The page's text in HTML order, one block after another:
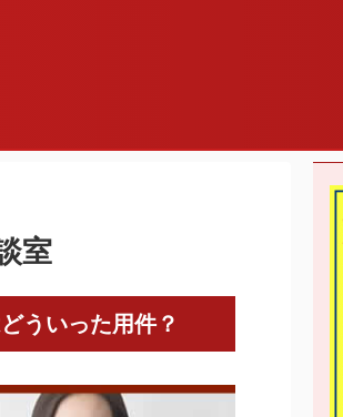
室
ういった用件？